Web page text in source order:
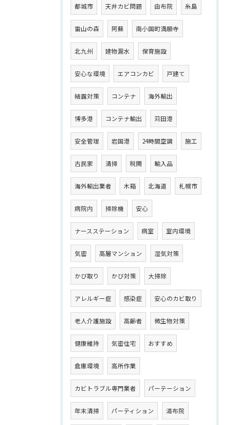
都城市 天井カビ問題 由布院 糸島
雷山の森 阿蘇 南小国町満願寺
北九州 建物漏水 保育施設
安心な環境 エアコンカビ 戸建て
結露対策 コンテナ 海外輸出
博多港 コンテナ輸出 苅田港
安全管理 岩国港 24時間空調 施工
古民家 清掃 税関 輸入品
海外輸出業者 木箱 北海道 札幌市
病院内 掃除機 安心
ナースステーション 病室 室内環境
気密 高層マンション 湿気対策
かび取り かび対策 大掃除
アレルギー症 感染症 安心のカビ取り
老人介護施設 高齢者 微生物対策
健康維持 気密住宅 おすすめ
倉庫環境 高所作業
カビトラブル専門業者 パーテーション
年末清掃 パーティション 湯布院